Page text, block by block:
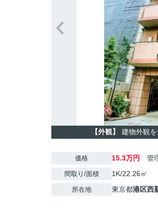
【外観】 建物外観
価格 15.3万円 管
間取り/面積 1K/22.26㎡
所在地 東京都港区西